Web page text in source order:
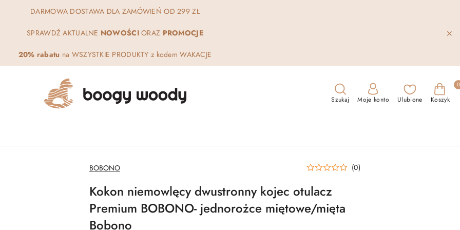
DARMOWA DOSTAWA DLA ZAMÓWIEŃ OD 299 ZŁ
SPRAWDŹ AKTUALNE NOWOŚCIORAZ PROMOCJE
20% rabatu na WSZYSTKIE PRODUKTY z kodem WAKACJE
Szukaj Moje konto Ulubione Koszyk
0
NAZWA
PRODUCENTA:
BOBONO (0)
Kokon niemowlęcy dwustronny kojec otulacz
Premium BOBONO- jednorożce miętowe/mięta
Bobono